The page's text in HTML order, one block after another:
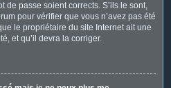
de passe soient corrects. S’ils le sont,
pour vérifier que vous n’avez pas été
le propriétaire du site Internet ait une
et qu’il devra la corriger.